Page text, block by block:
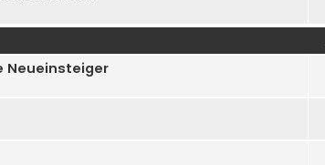
Neueinsteiger